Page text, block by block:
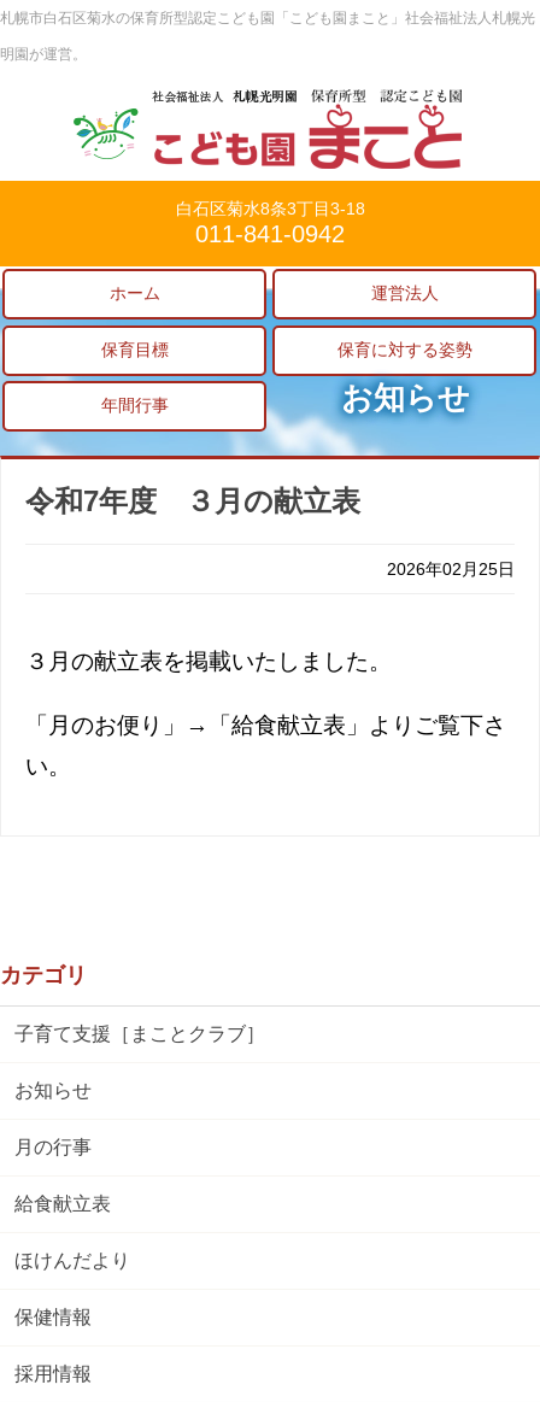
札幌市白石区菊水の保育所型認定こども園「こども園まこと」社会福祉法人札幌光
明園が運営。
白石区菊水8条3丁目3-18
011-841-0942
ホーム 運営法人
保育目標 保育に対する姿勢
年間行事 お知らせ
令和7年度 ３月の献立表
2026年02月25日
３月の献立表を掲載いたしました。
「月のお便り」→「給食献立表」よりご覧下さ
い。
カテゴリ
子育て支援［まことクラブ］
お知らせ
月の行事
給食献立表
ほけんだより
保健情報
採用情報